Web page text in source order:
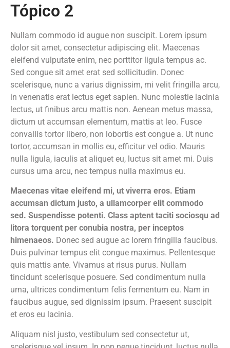
Tópico 2
Nullam commodo id augue non suscipit. Lorem ipsum
dolor sit amet, consectetur adipiscing elit. Maecenas
eleifend vulputate enim, nec porttitor ligula tempus ac.
Sed congue sit amet erat sed sollicitudin. Donec
scelerisque, nunc a varius dignissim, mi velit fringilla arcu,
in venenatis erat lectus eget sapien. Nunc molestie lacinia
lectus, ut finibus arcu mattis non. Aenean metus massa,
dictum ut accumsan elementum, mattis at leo. Fusce
convallis tortor libero, non lobortis est congue a. Ut nunc
tortor, accumsan in mollis eu, efficitur vel odio. Mauris
nulla ligula, iaculis at aliquet eu, luctus sit amet mi. Duis
cursus urna arcu, nec tempus nulla maximus eu.
Maecenas vitae eleifend mi, ut viverra eros. Etiam
accumsan dictum justo, a ullamcorper elit commodo
sed. Suspendisse potenti. Class aptent taciti sociosqu ad
litora torquent per conubia nostra, per inceptos
himenaeos. Donec sed augue ac lorem fringilla faucibus.
Duis pulvinar tempus elit congue maximus. Pellentesque
quis mattis ante. Vivamus at risus purus. Nullam
tincidunt scelerisque posuere. Sed condimentum nulla
urna, ultrices condimentum felis fermentum eu. Nam in
faucibus augue, sed dignissim ipsum. Praesent suscipit
et eros eu lacinia.
Aliquam nisl justo, vestibulum sed consectetur ut,